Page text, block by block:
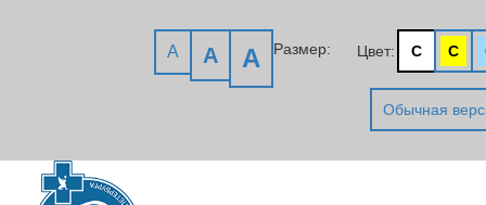
Размер:
A A A Цвет: C C
Обычная